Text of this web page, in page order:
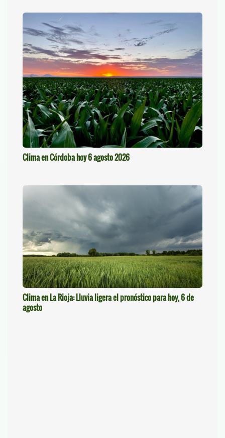
Clima en Córdoba hoy 6 agosto 2026
Clima en La Rioja: Lluvia ligera el pronóstico para hoy, 6 de
agosto